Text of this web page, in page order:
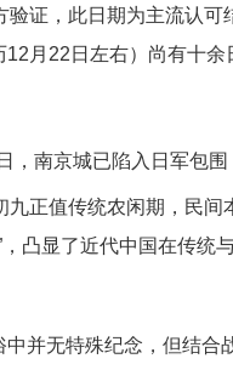
证，此日期为主流认
月22日左右）尚有十余
，南京城已陷入日军包
九正值传统农闲期，民
凸显了近代中国在传统
并无特殊纪念，但结合